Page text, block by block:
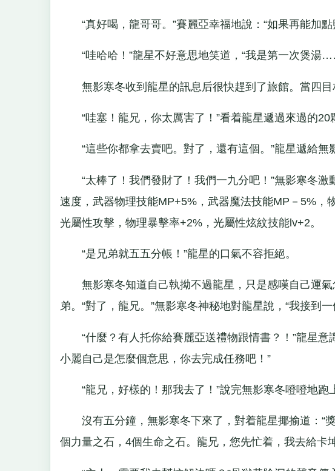
“真好喝，龍哥哥。”賽麗亞幸福地說：“如果再能加點
“哇哈哈！”龍星不好意思地笑道，“我是第一次煲湯
無影寒冬收到龍星的訊息后很快趕到了旅館。當四目
“哇塞！龍兄，你太厲害了！”看着龍星遞過來過的20
“這些你都拿去賣吧。對了，還有這個。”龍星遞給無
“太棒了！我們發財了！我們一九分吧！”無影寒冬激
速度，武器物理技能MP+5%，武器魔法技能MP－5%，
光屬性攻擊，物理暴擊率+2%，光屬性炫紋技能lv+2。
“是兄弟就五五分帳！”龍星的口氣不容拒絕。
無影寒冬知道自己執拗不過龍星，只是感嘆自己運氣
弟。“對了，龍兄。”無影寒冬神秘地對龍星說，“我接到
“什麼？有人托你給賽麗亞送禮物跟情書？！”龍星意
小麗自己是怎麼個意思，你去完成任務吧！”
“龍兄，好樣的！那我去了！”說完無影寒冬噔噔地跑
沒有五分鐘，無影寒冬下來了，對着龍星揶揄道：“
個力量之石，4個生命之石。龍兄，您先忙着，我去給卡